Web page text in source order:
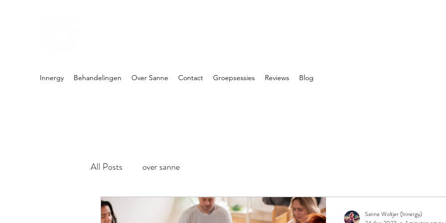
Innergy Behandelingen Over Sanne Contact Groepsessies Reviews Blog
All Posts over sanne
Sanne Woltjer (Innergy)